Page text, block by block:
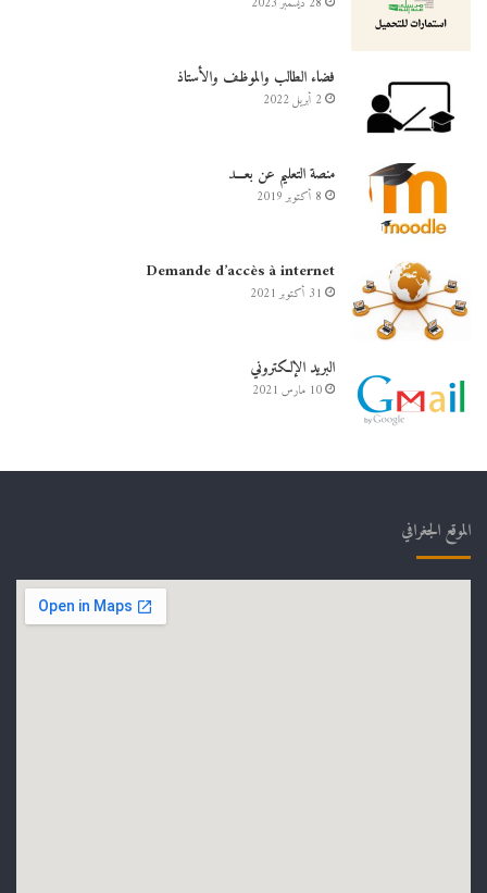
28 ديسمبر 2023
فضاء الطالب والموظف والأستاذ
2 أبريل 2022
منصة التعليم عن بعـــد
8 أكتوبر 2019
Demande d’accès à internet
31 أكتوبر 2021
البريد الإلكتروني
10 مارس 2021
الموقع الجغرافي